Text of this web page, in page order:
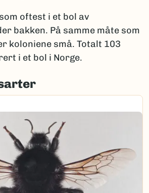
oftest i et bol av
bakken. På samme måte som
koloniene små. Totalt 103
i et bol i Norge.